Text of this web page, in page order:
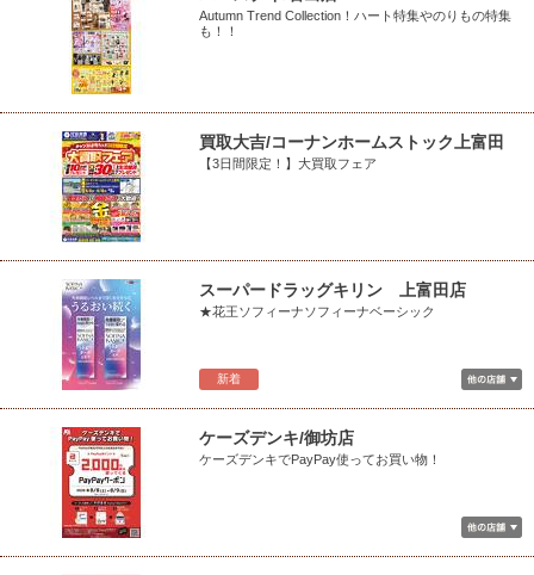
Autumn Trend Collection！ハート特集やのりもの特集
も！！
買取大吉/コーナンホームストック上富田
【3日間限定！】大買取フェア
新着
スーパードラッグキリン 上富田店
★花王ソフィーナソフィーナベーシック
ケーズデンキ/御坊店
ケーズデンキでPayPay使ってお買い物！